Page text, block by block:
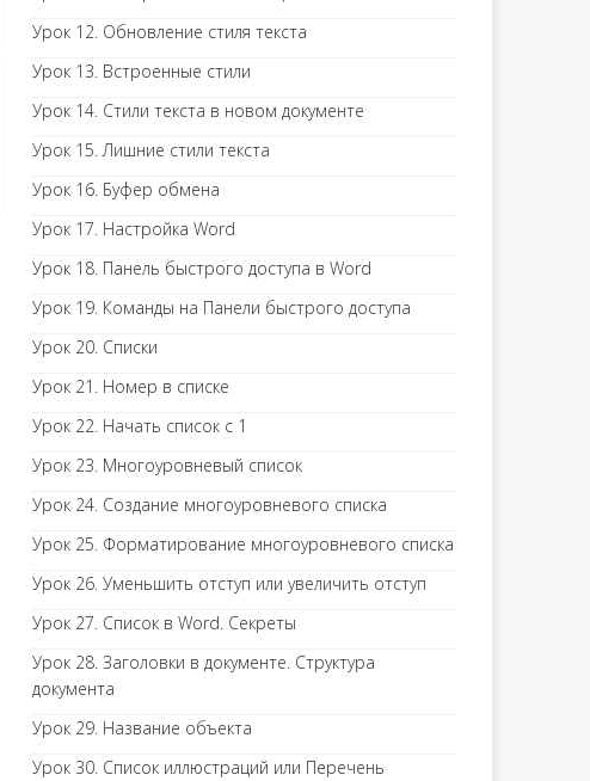
Урок 12. Обновление стиля текста
Урок 13. Встроенные стили
Урок 14. Стили текста в новом документе
Урок 15. Лишние стили текста
Урок 16. Буфер обмена
Урок 17. Настройка Word
Урок 18. Панель быстрого доступа в Word
Урок 19. Команды на Панели быстрого доступа
Урок 20. Списки
Урок 21. Номер в списке
Урок 22. Начать список с 1
Урок 23. Многоуровневый список
Урок 24. Создание многоуровневого списка
Урок 25. Форматирование многоуровневого списка
Урок 26. Уменьшить отступ или увеличить отступ
Урок 27. Список в Word. Секреты
Урок 28. Заголовки в документе. Структура
документа
Урок 29. Название объекта
Урок 30. Список иллюстраций или Перечень